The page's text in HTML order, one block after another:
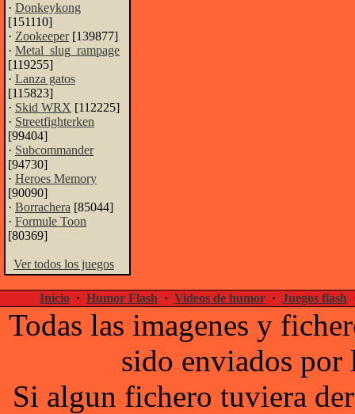
· Donkeykong
[151110]
· Zookeeper[139877]
· Metal_slug_rampage
[119255]
· Lanza gatos
[115823]
· Skid WRX [112225]
· Streetfighterken
[99404]
· Subcommander
[94730]
· Heroes Memory
[90090]
· Borrachera [85044]
· Formule Toon
[80369]
Ver todos los juegos
Inicio · Humor Flash · Videos de humor · Juegos flash
Todas las imagenes y
sido enviados por
Si algun fichero tuviera